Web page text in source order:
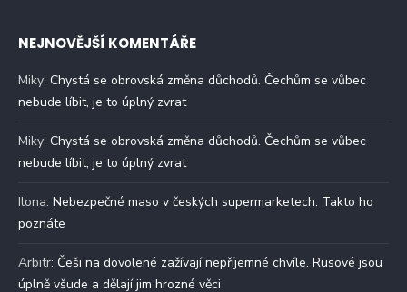
NEJNOVĚJŠÍ KOMENTÁŘE
Miky: Chystá se obrovská změna důchodů. Čechům se vůbec
nebude líbit, je to úplný zvrat
Miky: Chystá se obrovská změna důchodů. Čechům se vůbec
nebude líbit, je to úplný zvrat
Ilona: Nebezpečné maso v českých supermarketech. Takto ho
poznáte
Arbitr: Češi na dovolené zažívají nepříjemné chvíle. Rusové jsou
úplně všude a dělají jim hrozné věci